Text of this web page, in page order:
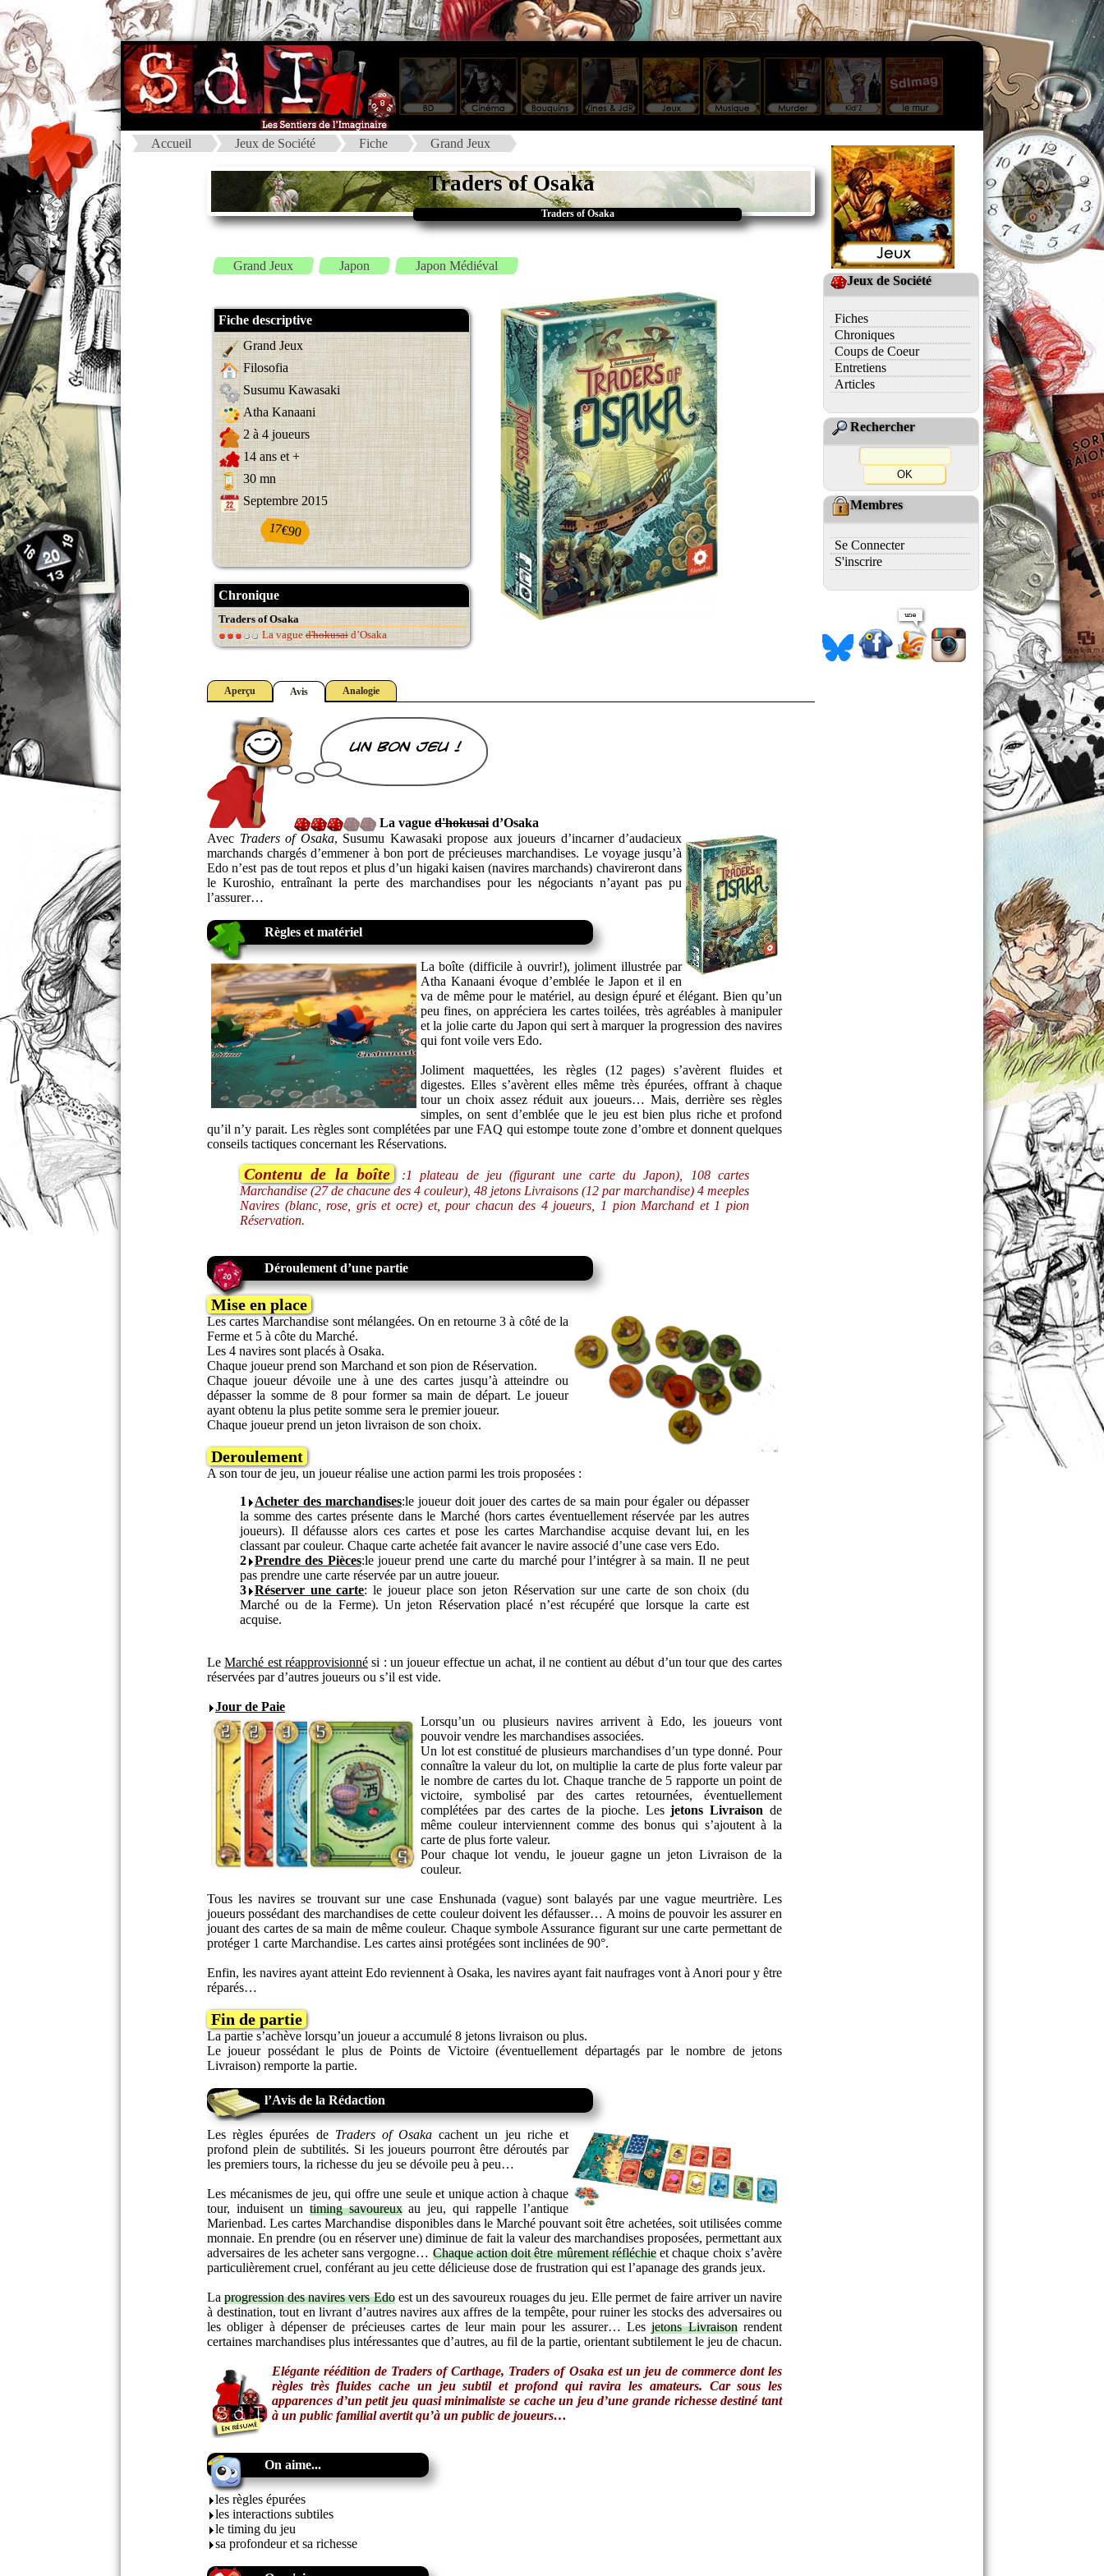
Accueil Jeux de Société Fiche Grand Jeux
Traders of Osaka
Traders of Osaka
Grand Jeux Japon Japon Médiéval
Fiche descriptive
Grand Jeux
Filosofia
Susumu Kawasaki
Atha Kanaani
2 à 4 joueurs
14 ans et +
30 mn
Septembre 2015
17€90
Chronique
Traders of Osaka
La vague d'hokusai d’Osaka
Aperçu Avis Analogie
un bon jeu !
La vague d'hokusai d’Osaka
Avec Traders of Osaka, Susumu Kawasaki propose aux joueurs d’incarner d’audacieux
marchands chargés d’emmener à bon port de précieuses marchandises. Le voyage jusqu’à
Edo n’est pas de tout repos et plus d’un higaki kaisen (navires marchands) chavireront dans
le Kuroshio, entraînant la perte des marchandises pour les négociants n’ayant pas pu
l’assurer…
Règles et matériel
La boîte (difficile à ouvrir!), joliment illustrée par
Atha Kanaani évoque d’emblée le Japon et il en
va de même pour le matériel, au design épuré et élégant. Bien qu’un
peu fines, on appréciera les cartes toilées, très agréables à manipuler
et la jolie carte du Japon qui sert à marquer la progression des navires
qui font voile vers Edo.
Joliment maquettées, les règles (12 pages) s’avèrent fluides et
digestes. Elles s’avèrent elles même très épurées, offrant à chaque
tour un choix assez réduit aux joueurs… Mais, derrière ses règles
simples, on sent d’emblée que le jeu est bien plus riche et profond
qu’il n’y parait. Les règles sont complétées par une FAQ qui estompe toute zone d’ombre et donnent quelques
conseils tactiques concernant les Réservations.
Contenu de la boîte
:1 plateau de jeu (figurant une carte du Japon), 108 cartes
Marchandise (27 de chacune des 4 couleur), 48 jetons Livraisons (12 par marchandise) 4 meeples
Navires (blanc, rose, gris et ocre) et, pour chacun des 4 joueurs, 1 pion Marchand et 1 pion
Réservation.
Déroulement d’une partie
Mise en place
Les cartes Marchandise sont mélangées. On en retourne 3 à côté de la
Ferme et 5 à côte du Marché.
Les 4 navires sont placés à Osaka.
Chaque joueur prend son Marchand et son pion de Réservation.
Chaque joueur dévoile une à une des cartes jusqu’à atteindre ou
dépasser la somme de 8 pour former sa main de départ. Le joueur
ayant obtenu la plus petite somme sera le premier joueur.
Chaque joueur prend un jeton livraison de son choix.
Deroulement
A son tour de jeu, un joueur réalise une action parmi les trois proposées :
1
Acheter des marchandises:le joueur doit jouer des cartes de sa main pour égaler ou dépasser
la somme des cartes présente dans le Marché (hors cartes éventuellement réservée par les autres
joueurs). Il défausse alors ces cartes et pose les cartes Marchandise acquise devant lui, en les
classant par couleur. Chaque carte achetée fait avancer le navire associé d’une case vers Edo.
2 Prendre des Pièces:le joueur prend une carte du marché pour l’intégrer à sa main. Il ne peut
pas prendre une carte réservée par un autre joueur.
3 Réserver une carte: le joueur place son jeton Réservation sur une carte de son choix (du
Marché ou de la Ferme). Un jeton Réservation placé n’est récupéré que lorsque la carte est
acquise.
LeMarché est réapprovisionné si : un joueur effectue un achat, il ne contient au début d’un tour que des cartes
réservées par d’autres joueurs ou s’il est vide.
Jour de Paie
Lorsqu’un ou plusieurs navires arrivent à Edo, les joueurs vont
pouvoir vendre les marchandises associées.
Un lot est constitué de plusieurs marchandises d’un type donné. Pour
connaître la valeur du lot, on multiplie la carte de plus forte valeur par
le nombre de cartes du lot. Chaque tranche de 5 rapporte un point de
victoire, symbolisé par des cartes retournées, éventuellement
complétées par des cartes de la pioche. Lesjetons Livraison de
même couleur interviennent comme des bonus qui s’ajoutent à la
carte de plus forte valeur.
Pour chaque lot vendu, le joueur gagne un jeton Livraison de la
couleur.
Tous les navires se trouvant sur une case Enshunada (vague) sont balayés par une vague meurtrière. Les
joueurs possédant des marchandises de cette couleur doivent les défausser… A moins de pouvoir les assurer en
jouant des cartes de sa main de même couleur. Chaque symbole Assurance figurant sur une carte permettant de
protéger 1 carte Marchandise. Les cartes ainsi protégées sont inclinées de 90°.
Enfin, les navires ayant atteint Edo reviennent à Osaka, les navires ayant fait naufrages vont à Anori pour y être
réparés…
Fin de partie
La partie s’achève lorsqu’un joueur a accumulé 8 jetons livraison ou plus.
Le joueur possédant le plus de Points de Victoire (éventuellement départagés par le nombre de jetons
Livraison) remporte la partie.
l’Avis de la Rédaction
Les règles épurées de Traders of Osaka cachent un jeu riche et
profond plein de subtilités. Si les joueurs pourront être déroutés par
les premiers tours, la richesse du jeu se dévoile peu à peu…
Les mécanismes de jeu, qui offre une seule et unique action à chaque
tour, induisent un timing savoureuxau jeu, qui rappelle l’antique
Marienbad. Les cartes Marchandise disponibles dans le Marché pouvant soit être achetées, soit utilisées comme
monnaie. En prendre (ou en réserver une) diminue de fait la valeur des marchandises proposées, permettant aux
adversaires de les acheter sans vergogne… Chaque action doit être mûrement réfléchieet chaque choix s’avère
particulièrement cruel, conférant au jeu cette délicieuse dose de frustration qui est l’apanage des grands jeux.
Laprogression des navires vers Edoest un des savoureux rouages du jeu. Elle permet de faire arriver un navire
à destination, tout en livrant d’autres navires aux affres de la tempête, pour ruiner les stocks des adversaires ou
les obliger à dépenser de précieuses cartes de leur main pour les assurer… Lesjetons Livraisonrendent
certaines marchandises plus intéressantes que d’autres, au fil de la partie, orientant subtilement le jeu de chacun.
Elégante réédition de Traders of Carthage, Traders of Osakaest un jeu de commerce dont les
règles très fluides cache un jeu subtil et profond qui ravira les amateurs. Car sous les
apparences d’un petit jeu quasi minimaliste se cache un jeu d’une grande richesse destiné tant
à un public familial avertit qu’à un public de joueurs…
On aime...
les règles épurées
les interactions subtiles
le timing du jeu
sa profondeur et sa richesse
Jeux de Société
Fiches
Chroniques
Coups de Coeur
Entretiens
Articles
Rechercher
Membres
Se Connecter
S'inscrire